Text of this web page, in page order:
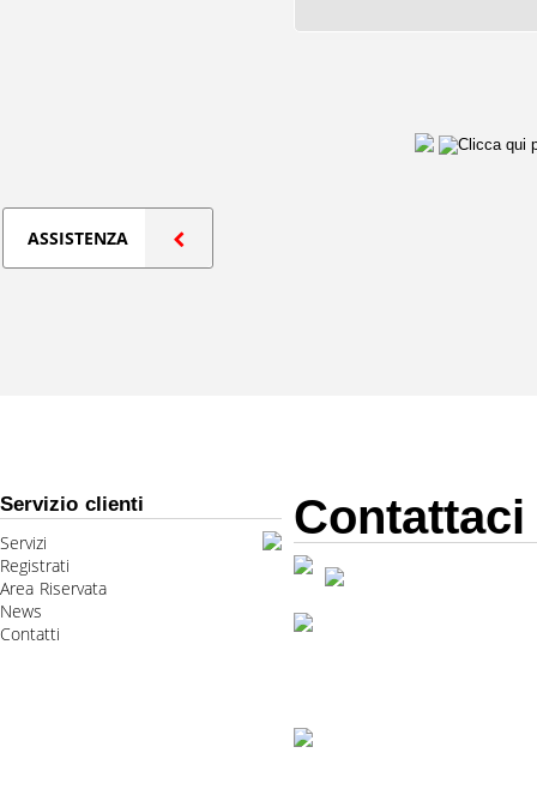
ASSISTENZA
Servizio clienti
Servizi
Registrati
Area Riservata
News
Contatti
Contattaci